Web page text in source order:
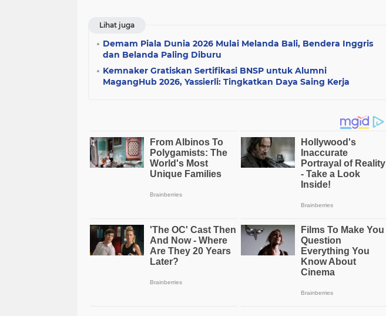
Lihat juga
Demam Piala Dunia 2026 Mulai Melanda Bali, Bendera Inggris
dan Belanda Paling Diburu
Kemnaker Gratiskan Sertifikasi BNSP untuk Alumni
MagangHub 2026, Yassierli: Tingkatkan Daya Saing Kerja